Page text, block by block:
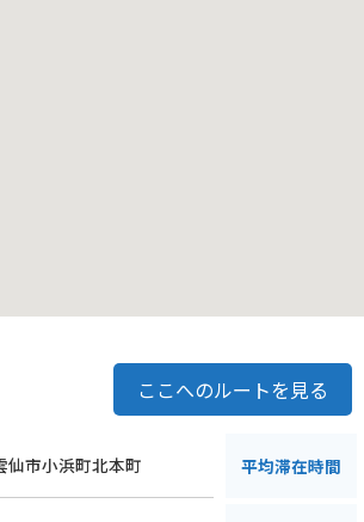
ここへのルートを見る
仙市小浜町北本町 平均滞在時間